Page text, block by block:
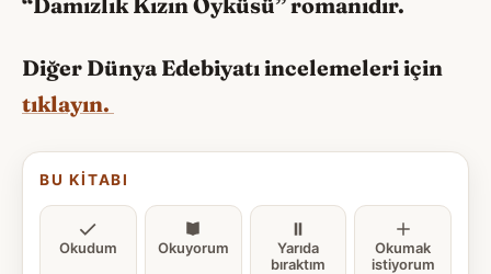
“Damızlık Kızın Öyküsü” romanıdır.
Diğer Dünya Edebiyatı incelemeleri için
tıklayın.
BU KITABI
Okudum Okuyorum
Yarıda
bıraktım
Okumak
istiyorum